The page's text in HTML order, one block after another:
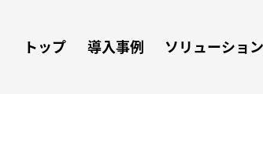
トップ 導入事例 ソリューショ